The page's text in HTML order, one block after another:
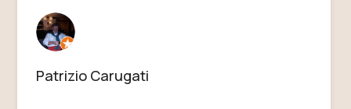
Patrizio Carugati